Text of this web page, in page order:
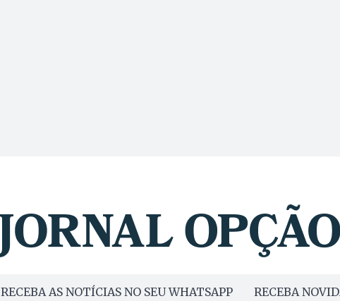
RECEBA AS NOTÍCIAS NO SEU WHATSAPP RECEBA